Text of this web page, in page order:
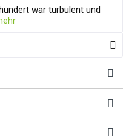
war turbulent und